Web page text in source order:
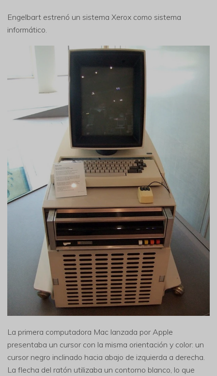
Engelbart estrenó un sistema Xerox como sistema
informático.
La primera computadora Mac lanzada por Apple
presentaba un cursor con la misma orientación y color: un
cursor negro inclinado hacia abajo de izquierda a derecha.
La flecha del ratón utilizaba un contorno blanco, lo que